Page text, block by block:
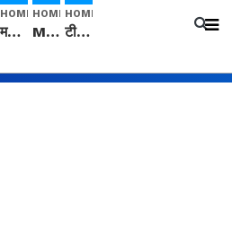
HOME
मनीषा हत्याकांड: हत्या, आत्महत्या या कोई बड़ा राज? | Full Story | Josh Haryana
HOME
Mangalsutra: हिंदू धर्म में शादी के बाद मंगलसूत्र क्यों पहनती है महिलाएं, किसने शुरु की ये परंपरा
HOME
टीम बीकेई ने एग्रीकल्चर ग्रेड की यूरिया खाद गट्टों में बदलकर टेक्निकल ग्रेड में बेचने वालों पर करवाई कार्रवाई: लखविंदर सिंह औलख